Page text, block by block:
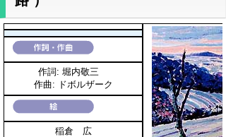
作詞: 堀内敬三
作曲: ドボルザーク
稲倉 広